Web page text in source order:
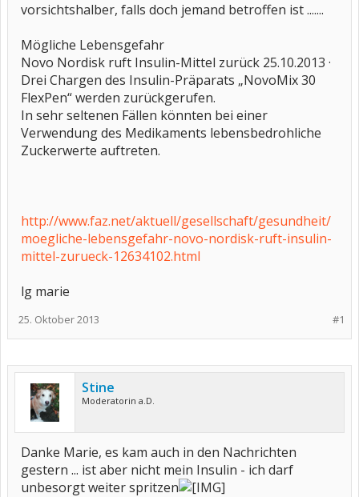
vorsichtshalber, falls doch jemand betroffen ist .......
Mögliche Lebensgefahr
Novo Nordisk ruft Insulin-Mittel zurück 25.10.2013 ·
Drei Chargen des Insulin-Präparats „NovoMix 30
FlexPen“ werden zurückgerufen.
In sehr seltenen Fällen könnten bei einer
Verwendung des Medikaments lebensbedrohliche
Zuckerwerte auftreten.
http://www.faz.net/aktuell/gesellschaft/gesundheit/
moegliche-lebensgefahr-novo-nordisk-ruft-insulin-
mittel-zurueck-12634102.html
lg marie
#1
25. Oktober 2013
Stine
Moderatorin a.D.
Danke Marie, es kam auch in den Nachrichten
gestern ... ist aber nicht mein Insulin - ich darf
unbesorgt weiter spritzen